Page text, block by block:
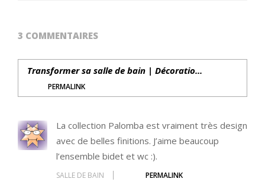
3 COMMENTAIRES
Transformer sa salle de bain | Décoratio...
PERMALINK
La collection Palomba est vraiment très design
avec de belles finitions. J’aime beaucoup
l’ensemble bidet et wc :).
SALLE DE BAIN PERMALINK